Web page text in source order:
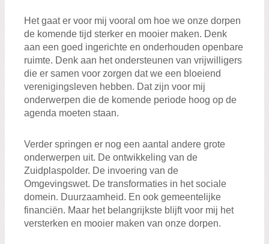
Het gaat er voor mij vooral om hoe we onze dorpen
de komende tijd sterker en mooier maken. Denk
aan een goed ingerichte en onderhouden openbare
ruimte. Denk aan het ondersteunen van vrijwilligers
die er samen voor zorgen dat we een bloeiend
verenigingsleven hebben. Dat zijn voor mij
onderwerpen die de komende periode hoog op de
agenda moeten staan.
Verder springen er nog een aantal andere grote
onderwerpen uit. De ontwikkeling van de
Zuidplaspolder. De invoering van de
Omgevingswet. De transformaties in het sociale
domein. Duurzaamheid. En ook gemeentelijke
financiën. Maar het belangrijkste blijft voor mij het
versterken en mooier maken van onze dorpen.